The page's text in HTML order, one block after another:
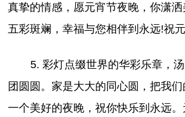
真挚的情感，愿元宵节夜晚，你潇
五彩斑斓，幸福与您相伴到永远!祝
5. 彩灯点缀世界的华彩乐章，
团圆圆。家是大大的同心圆，把我们
一个美好的夜晚，祝你快乐到永远